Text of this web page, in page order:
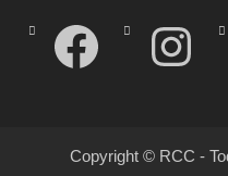
Facebook Instagram
Copyright © RCC -